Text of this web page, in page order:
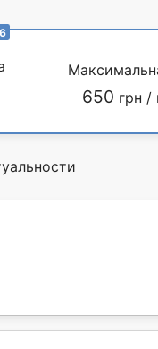
650 грн /